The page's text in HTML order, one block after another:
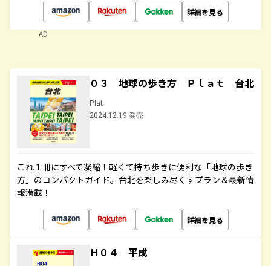
詳細を見る
AD
０３ 地球の歩き方 Ｐｌａｔ 台北
Plat
2024.12.19 発売
これ１冊にすべて凝縮！軽くて持ち歩きに便利な「地球の歩き
方」のコンパクトガイド。台北を楽しみ尽くすプラン＆最新情
報満載！
詳細を見る
Ｈ０４ 平成